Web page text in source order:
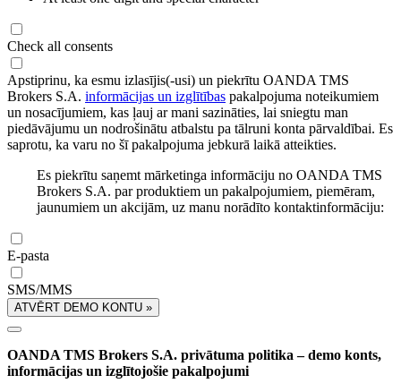
Check all consents
Apstiprinu, ka esmu izlasījis(-usi) un piekrītu OANDA TMS
Brokers S.A. informācijas un izglītības pakalpojuma noteikumiem
un nosacījumiem, kas ļauj ar mani sazināties, lai sniegtu man
piedāvājumu un nodrošinātu atbalstu pa tālruni konta pārvaldībai. Es
saprotu, ka varu no šī pakalpojuma jebkurā laikā atteikties.
Es piekrītu saņemt mārketinga informāciju no OANDA TMS
Brokers S.A. par produktiem un pakalpojumiem, piemēram,
jaunumiem un akcijām, uz manu norādīto kontaktinformāciju:
E-pasta
SMS/MMS
ATVĒRT DEMO KONTU »
OANDA TMS Brokers S.A. privātuma politika – demo konts,
informācijas un izglītojošie pakalpojumi